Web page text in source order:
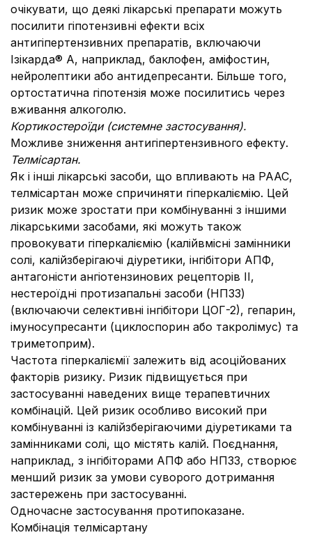
очікувати, що деякі лікарські препарати можуть
посилити гіпотензивні ефекти всіх
антигіпертензивних препаратів, включаючи
Ізікарда® А, наприклад, баклофен, аміфостин,
нейролептики або антидепресанти. Більше того,
ортостатична гіпотензія може посилитись через
вживання алкоголю.
Кортикостероїди (системне застосування).
Можливе зниження антигіпертензивного ефекту.
Телмісартан.
Як і інші лікарські засоби, що впливають на РААС,
телмісартан може спричиняти гіперкаліємію. Цей
ризик може зростати при комбінуванні з іншими
лікарськими засобами, які можуть також
провокувати гіперкаліємію (калійвмісні замінники
солі, калійзберігаючі діуретики, інгібітори АПФ,
антагоністи ангіотензинових рецепторів ІІ,
нестероїдні протизапальні засоби (НПЗЗ)
(включаючи селективні інгібітори ЦОГ-2), гепарин,
імуносупресанти (циклоспорин або такролімус) та
триметоприм).
Частота гіперкаліємії залежить від асоційованих
факторів ризику. Ризик підвищується при
застосуванні наведених вище терапевтичних
комбінацій. Цей ризик особливо високий при
комбінуванні із калійзберігаючими діуретиками та
замінниками солі, що містять калій. Поєднання,
наприклад, з інгібіторами АПФ або НПЗЗ, створює
менший ризик за умови суворого дотримання
застережень при застосуванні.
Одночасне застосування протипоказане.
Комбінація телмісартану